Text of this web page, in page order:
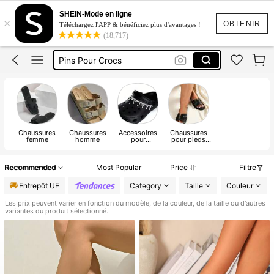
OBTENIR
×
SHEIN-Mode en ligne
Téléchargez l'APP & bénéficiez plus d'avantages !
(18,717)
Claquette
Talon
Sandale Femme
Pins Pour Crocs
Claquette
Chaussures
femme
Chaussures
homme
Accessoires
pour
Chaussures
pour pieds
Recommended Most Popular Price
Filtre
Entrepôt UE
Category Taille Couleur
Les prix peuvent varier en fonction du modèle, de la couleur, de la taille ou d'autres
variantes du produit sélectionné.